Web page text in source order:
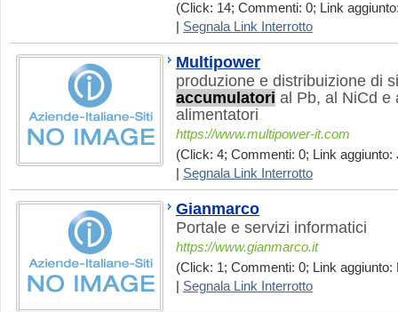
(Click: 14; Commenti: 0; Link
Segnala Link Interrotto
Multipower
produzione e distribuizione di
accumulatori al Pb, al NiCd e
alimentatori
https://www.multipower-it.com
(Click: 4; Commenti: 0; Link aggiunto:
Segnala Link Interrotto
Gianmarco
Portale e servizi informatici
https://www.gianmarco.it
(Click: 1; Commenti: 0; Link aggiunto:
Segnala Link Interrotto